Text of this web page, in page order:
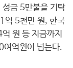
성금 5만불을 기탁
억 5천만 원, 한국
원 등 지금까지
여억원이 넘는다.